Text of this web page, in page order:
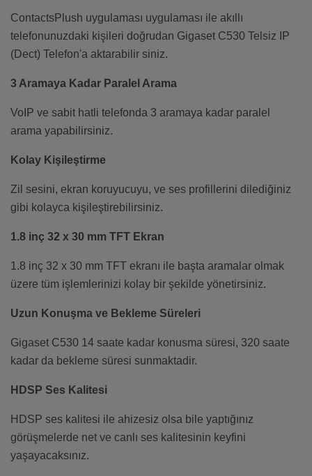
ContactsPlush uygulaması uygulaması ile akıllı
telefonunuzdaki kişileri doğrudan Gigaset C530 Telsiz IP
(Dect) Telefon'a aktarabilir siniz.
3 Aramaya Kadar Paralel Arama
VoIP ve sabit hatli telefonda 3 aramaya kadar paralel
arama yapabilirsiniz.
Kolay Kişileştirme
Zil sesini, ekran koruyucuyu, ve ses profillerini dilediğiniz
gibi kolayca kişileştirebilirsiniz.
1.8 inç 32 x 30 mm TFT Ekran
1.8 inç 32 x 30 mm TFT ekranı ile başta aramalar olmak
üzere tüm işlemlerinizi kolay bir şekilde yönetirsiniz.
Uzun Konuşma ve Bekleme Süreleri
Gigaset C530 14 saate kadar konusma süresi, 320 saate
kadar da bekleme süresi sunmaktadir.
HDSP Ses Kalitesi
HDSP ses kalitesi ile ahizesiz olsa bile yaptığınız
görüşmelerde net ve canlı ses kalitesinin keyfini
yaşayacaksınız.